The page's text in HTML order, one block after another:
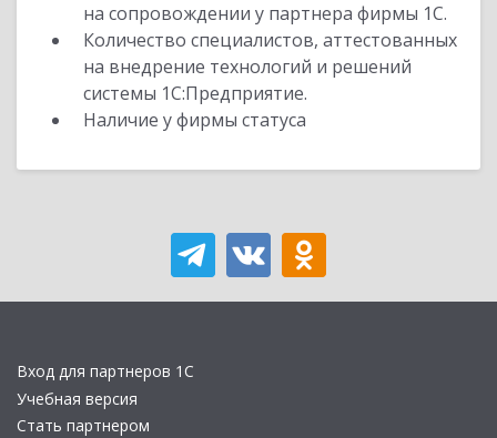
на сопровождении у партнера фирмы 1С.
Количество специалистов, аттестованных
на внедрение технологий и решений
системы 1С:Предприятие.
Наличие у фирмы статуса
Вход для партнеров 1С
Учебная версия
Стать партнером